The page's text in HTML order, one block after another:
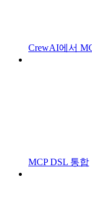
CrewAI에서
MCP DSL 통합